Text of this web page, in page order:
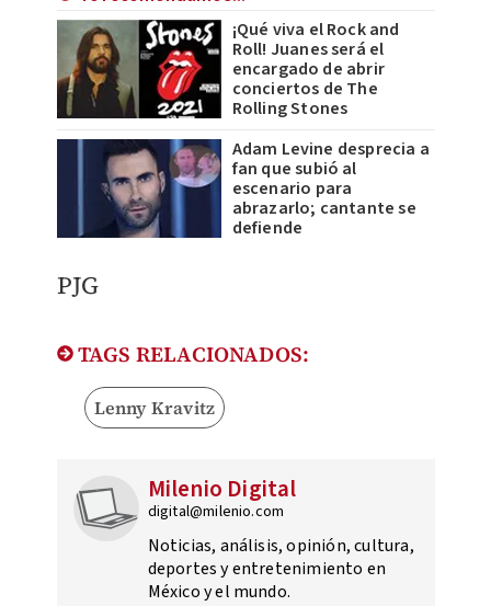
¡Qué viva el Rock and
Roll! Juanes será el
encargado de abrir
conciertos de The
Rolling Stones
Adam Levine desprecia a
fan que subió al
escenario para
abrazarlo; cantante se
defiende
PJG
TAGS RELACIONADOS:
Lenny Kravitz
Milenio Digital
digital@milenio.com
Noticias, análisis, opinión, cultura,
deportes y entretenimiento en
México y el mundo.